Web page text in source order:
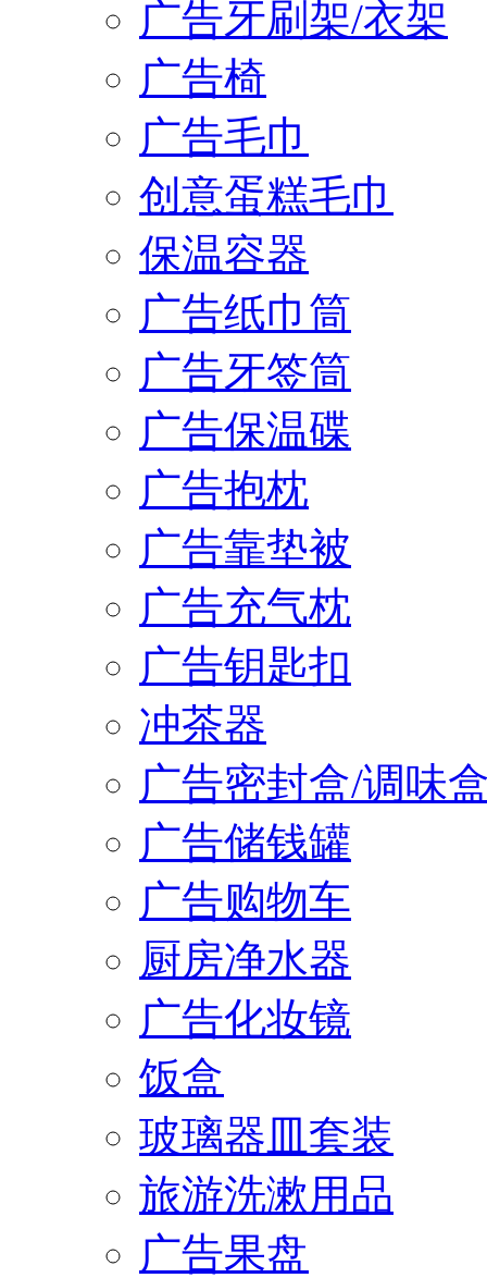
广告牙刷架/衣架
广告椅
广告毛巾
创意蛋糕毛巾
保温容器
广告纸巾筒
广告牙签筒
广告保温碟
广告抱枕
广告靠垫被
广告充气枕
广告钥匙扣
冲茶器
广告密封盒/调味
广告储钱罐
广告购物车
厨房净水器
广告化妆镜
饭盒
玻璃器皿套装
旅游洗漱用品
广告果盘